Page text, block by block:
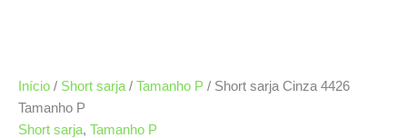
Início / Short sarja / Tamanho P / Short sarja Cinza 4426
Tamanho P
Short sarja, Tamanho P